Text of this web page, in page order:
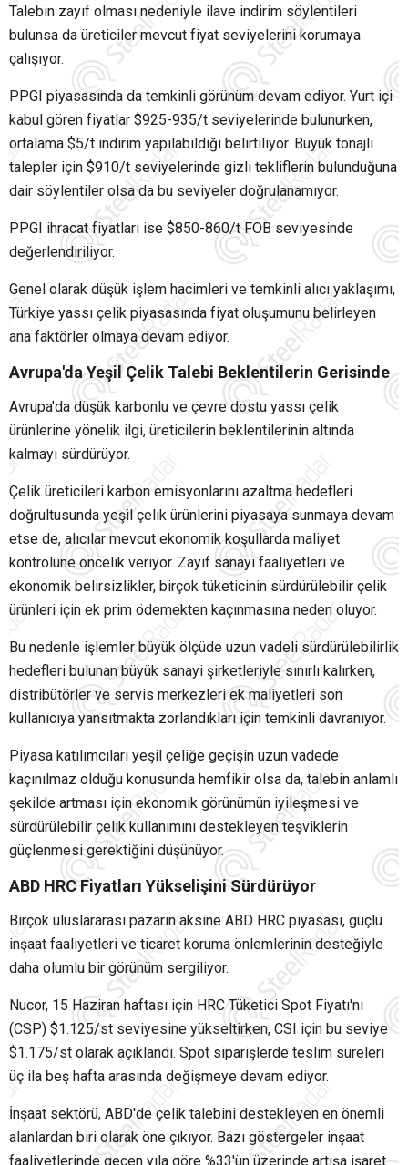
Talebin zayıf olması nedeniyle ilave indirim söylentileri
bulunsa da üreticiler mevcut fiyat seviyelerini korumaya
çalışıyor.
PPGI piyasasında da temkinli görünüm devam ediyor. Yurt içi
kabul gören fiyatlar $925-935/t seviyelerinde bulunurken,
ortalama $5/t indirim yapılabildiği belirtiliyor. Büyük tonajlı
talepler için $910/t seviyelerinde gizli tekliflerin bulunduğuna
dair söylentiler olsa da bu seviyeler doğrulanamıyor.
PPGI ihracat fiyatları ise $850-860/t FOB seviyesinde
değerlendiriliyor.
Genel olarak düşük işlem hacimleri ve temkinli alıcı yaklaşımı,
Türkiye yassı çelik piyasasında fiyat oluşumunu belirleyen
ana faktörler olmaya devam ediyor.
Avrupa'da Yeşil Çelik Talebi Beklentilerin Gerisinde
Avrupa'da düşük karbonlu ve çevre dostu yassı çelik
ürünlerine yönelik ilgi, üreticilerin beklentilerinin altında
kalmayı sürdürüyor.
Çelik üreticileri karbon emisyonlarını azaltma hedefleri
doğrultusunda yeşil çelik ürünlerini piyasaya sunmaya devam
etse de, alıcılar mevcut ekonomik koşullarda maliyet
kontrolüne öncelik veriyor. Zayıf sanayi faaliyetleri ve
ekonomik belirsizlikler, birçok tüketicinin sürdürülebilir çelik
ürünleri için ek prim ödemekten kaçınmasına neden oluyor.
Bu nedenle işlemler büyük ölçüde uzun vadeli sürdürülebilirlik
hedefleri bulunan büyük sanayi şirketleriyle sınırlı kalırken,
distribütörler ve servis merkezleri ek maliyetleri son
kullanıcıya yansıtmakta zorlandıkları için temkinli davranıyor.
Piyasa katılımcıları yeşil çeliğe geçişin uzun vadede
kaçınılmaz olduğu konusunda hemfikir olsa da, talebin anlamlı
şekilde artması için ekonomik görünümün iyileşmesi ve
sürdürülebilir çelik kullanımını destekleyen teşviklerin
güçlenmesi gerektiğini düşünüyor.
ABD HRC Fiyatları Yükselişini Sürdürüyor
Birçok uluslararası pazarın aksine ABD HRC piyasası, güçlü
inşaat faaliyetleri ve ticaret koruma önlemlerinin desteğiyle
daha olumlu bir görünüm sergiliyor.
Nucor, 15 Haziran haftası için HRC Tüketici Spot Fiyatı'nı
(CSP) $1.125/st seviyesine yükseltirken, CSI için bu seviye
$1.175/st olarak açıklandı. Spot siparişlerde teslim süreleri
üç ila beş hafta arasında değişmeye devam ediyor.
İnşaat sektörü, ABD'de çelik talebini destekleyen en önemli
alanlardan biri olarak öne çıkıyor. Bazı göstergeler inşaat
faaliyetlerinde geçen yıla göre %33'ün üzerinde artışa işaret